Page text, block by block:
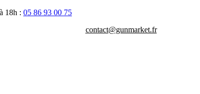
18h : 05 86 93 00 75
contact@gunmarket.fr